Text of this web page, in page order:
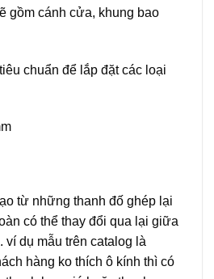
gồm cánh cửa, khung bao
chuẩn để lắp đặt các loại
từ những thanh đố ghép lại
có thể thay đổi qua lại giữa
ví dụ mẫu trên catalog là
hàng ko thích ô kính thì có